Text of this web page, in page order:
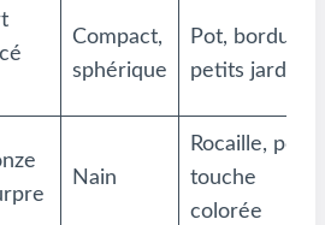
Compact,
sphérique
Pot, bordure,
petits jardins
Nain
Rocaille, pot,
touche
colorée